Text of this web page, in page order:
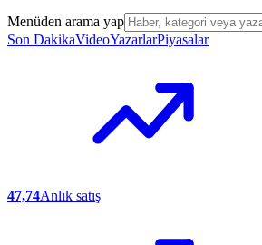
Menüden arama yap
Son DakikaVideoYazarlarPiyasalar
47,74Anlık satış